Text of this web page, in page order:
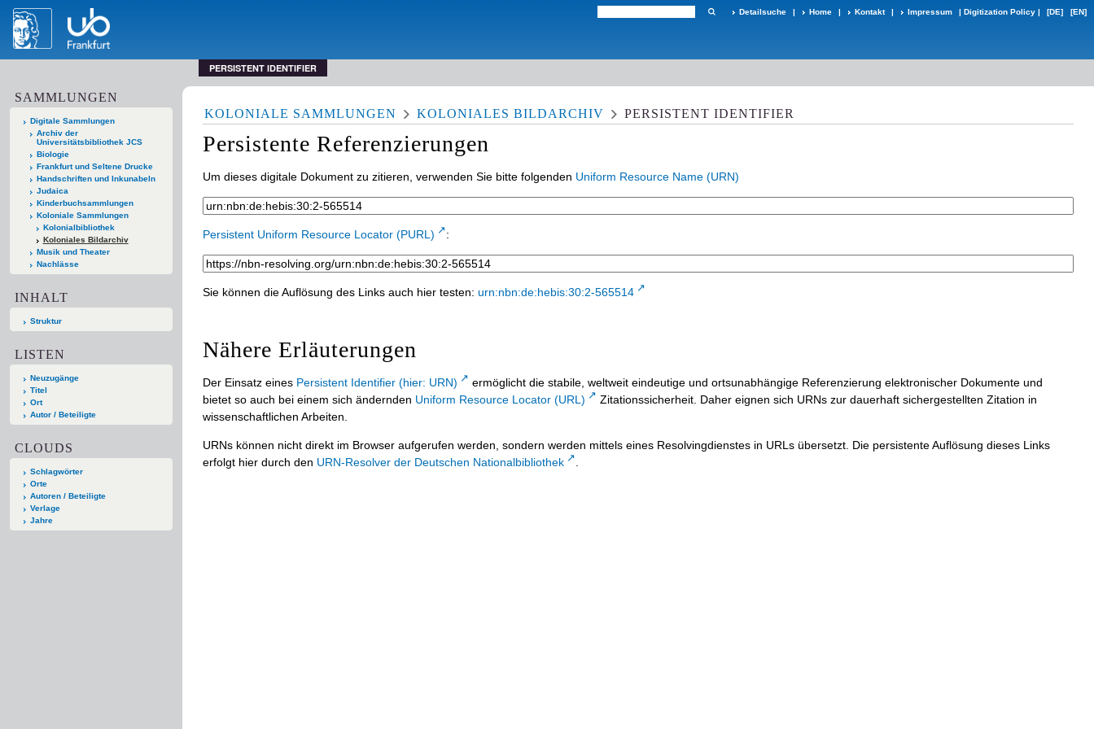
Detailsuche | Home | Kontakt | Impressum | Digitization Policy | [DE] [EN]
PERSISTENT IDENTIFIER
SAMMLUNGEN
Digitale Sammlungen
Archiv der
Universitätsbibliothek JCS
Biologie
Frankfurt und Seltene Drucke
Handschriften und Inkunabeln
Judaica
Kinderbuchsammlungen
Koloniale Sammlungen
Kolonialbibliothek
Koloniales Bildarchiv
Musik und Theater
Nachlässe
INHALT
Struktur
LISTEN
Neuzugänge
Titel
Ort
Autor / Beteiligte
CLOUDS
Schlagwörter
Orte
Autoren / Beteiligte
Verlage
Jahre
KOLONIALE SAMMLUNGEN KOLONIALES BILDARCHIV PERSISTENT IDENTIFIER
Persistente Referenzierungen
Um dieses digitale Dokument zu zitieren, verwenden Sie bitte folgenden Uniform Resource Name (URN)
Persistent Uniform Resource Locator (PURL) :
Sie können die Auflösung des Links auch hier testen: urn:nbn:de:hebis:30:2-565514
Nähere Erläuterungen
Der Einsatz eines Persistent Identifier (hier: URN)
ermöglicht die stabile, weltweit eindeutige und ortsunabhängige Referenzierung elektronischer Dokumente und
bietet so auch bei einem sich ändernden Uniform Resource Locator (URL)
Zitationssicherheit. Daher eignen sich URNs zur dauerhaft sichergestellten Zitation in
wissenschaftlichen Arbeiten.
URNs können nicht direkt im Browser aufgerufen werden, sondern werden mittels eines Resolvingdienstes in URLs übersetzt. Die persistente Auflösung dieses Links
erfolgt hier durch den URN-Resolver der Deutschen Nationalbibliothek